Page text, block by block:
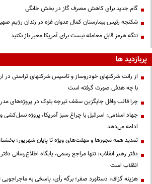
گام جدید برای کاهش مصرف گاز در بخش خانگی
شکنجه رئیس بیمارستان کمال عدوان غزه در زندان رژیم
تنگه هرمز قابل معامله نیست برای آمریکا معبر باز نکنید
پربازدید ها
از رانت‌ شرکتهای خودروساز و تاسیس شرکتهای تراستی در
با چه هدفی صورت گرفته است
چرا قالب وافل جایگزین سقف تیرچه بلوک در پروژه‌های
جهاد اسلامی: اسرائیل با چراغ سبز آمریکا، پروژه نسل‌کشی
ادامه می‌دهد
تمدید همه مجوزها و مهلت‌های ویژه تا پایان شهریور؛
دفتر رهبر انقلاب: تنها مراجع رسمی، پایگاه اطلاع‌رسانی
انقلاب است
هزینه گزاف، دستاورد صفر؛ برگه رأی، پاسخی به ماجراجویی